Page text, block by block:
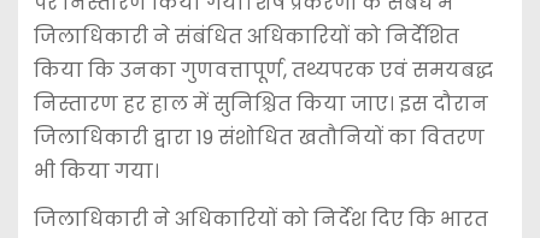
जिलाधिकारी ने संबंधित अधिकारियों को निर्देशित
किया कि उनका गुणवत्तापूर्ण, तथ्यपरक एवं समयबद्ध
निस्तारण हर हाल में सुनिश्चित किया जाए। इस दौरान
जिलाधिकारी द्वारा 19 संशोधित खतौनियों का वितरण
भी किया गया।
जिलाधिकारी ने अधिकारियों को निर्देश दिए कि भारत